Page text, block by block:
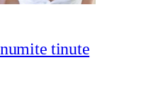
tinute